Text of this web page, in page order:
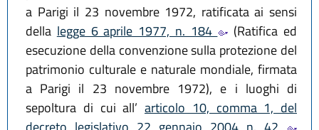
a Parigi il 23 novembre 1972, ratificata ai sensi
della legge 6 aprile 1977, n. 184
(Ratifica ed
esecuzione della convenzione sulla protezione del
patrimonio culturale e naturale mondiale, firmata
a Parigi il 23 novembre 1972), e i luoghi di
sepoltura di cui all’ articolo 10, comma 1, del